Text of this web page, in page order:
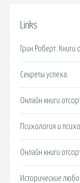
Links
Грин Роберт. Книги
Секреты успеха.
Онлайн книги
Психология и
Онлайн книги
Исторические